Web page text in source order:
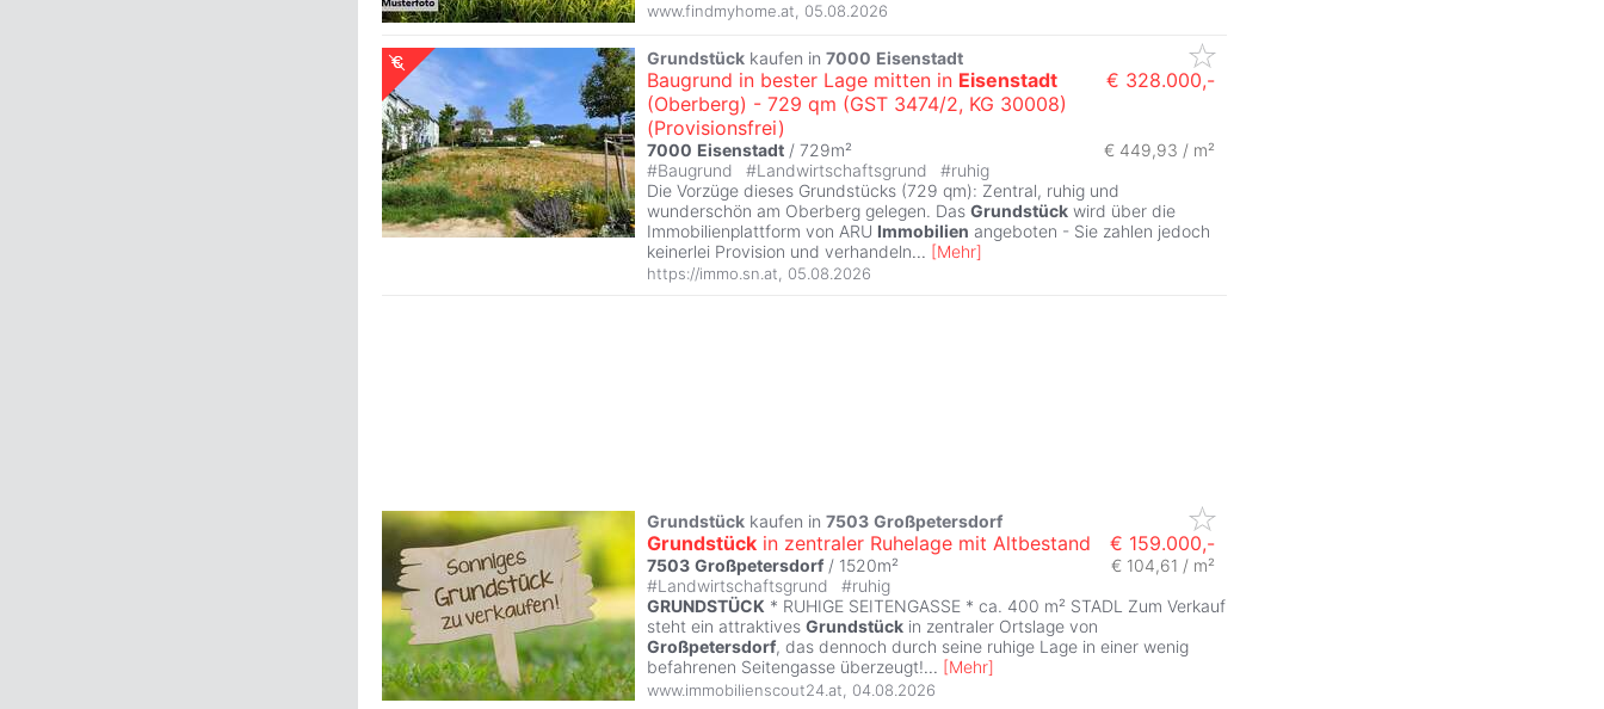
www.findmyhome.at 05.08.2026
Grundstück kaufen in 7000 Eisenstadt
Baugrund in bester Lage mitten in Eisenstadt
(Oberberg) - 729 qm (GST 3474/2, KG 30008)
(Provisionsfrei)
€ 328.000,-
7000 Eisenstadt / 729m²
€ 449,93 / m²
#Baugrund #Landwirtschaftsgrund #ruhig
Die Vorzüge dieses Grundstücks (729 qm): Zentral, ruhig und
wunderschön am Oberberg gelegen. Das Grundstück wird über die
Immobilienplattform von ARU Immobilien angeboten - Sie zahlen jedoch
keinerlei Provision und verhandeln... [Mehr]
https://immo.sn.at 05.08.2026
Grundstück kaufen in 7503 Großpetersdorf
Grundstück in zentraler Ruhelage mit Altbestand € 159.000,-
7503 Großpetersdorf / 1520m²
€ 104,61 / m²
#Landwirtschaftsgrund #ruhig
GRUNDSTÜCK * RUHIGE SEITENGASSE * ca. 400 m² STADL Zum Verkauf
steht ein attraktives Grundstück in zentraler Ortslage von
Großpetersdorf, das dennoch durch seine ruhige Lage in einer wenig
befahrenen Seitengasse überzeugt!... [Mehr]
www.immobilienscout24.at 04.08.2026